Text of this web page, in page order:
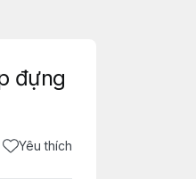
đựng
Yêu thích